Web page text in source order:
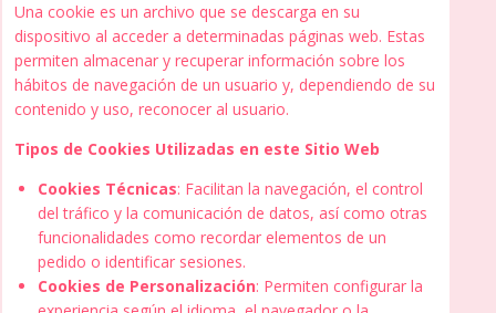
Una cookie es un archivo que se descarga en su
dispositivo al acceder a determinadas páginas web. Estas
permiten almacenar y recuperar información sobre los
hábitos de navegación de un usuario y, dependiendo de su
contenido y uso, reconocer al usuario.
Tipos de Cookies Utilizadas en este Sitio Web
Cookies Técnicas: Facilitan la navegación, el control
del tráfico y la comunicación de datos, así como otras
funcionalidades como recordar elementos de un
pedido o identificar sesiones.
Cookies de Personalización: Permiten configurar la